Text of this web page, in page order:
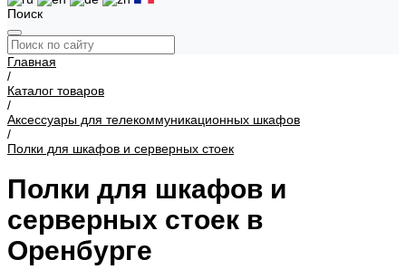
Поиск
Главная
/
Каталог товаров
/
Аксессуары для телекоммуникационных шкафов
/
Полки для шкафов и серверных стоек
Полки для шкафов и
серверных стоек в
Оренбурге